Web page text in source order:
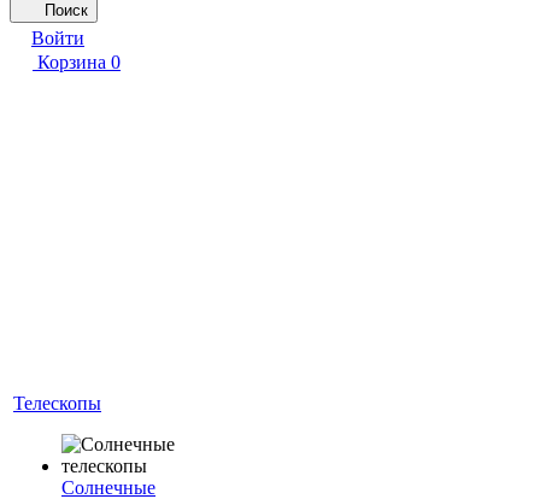
Поиск
Войти
Корзина 0
Телескопы
Солнечные